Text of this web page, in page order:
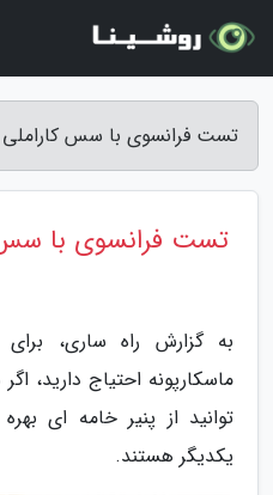
تست فرانسوی با سس کاراملی
تست فرانسوی با سس
به گزارش راه ساری،
ماسکارپونه احتیاج دارید،
توانید از پنیر خامه ای
یکدیگر هستند.